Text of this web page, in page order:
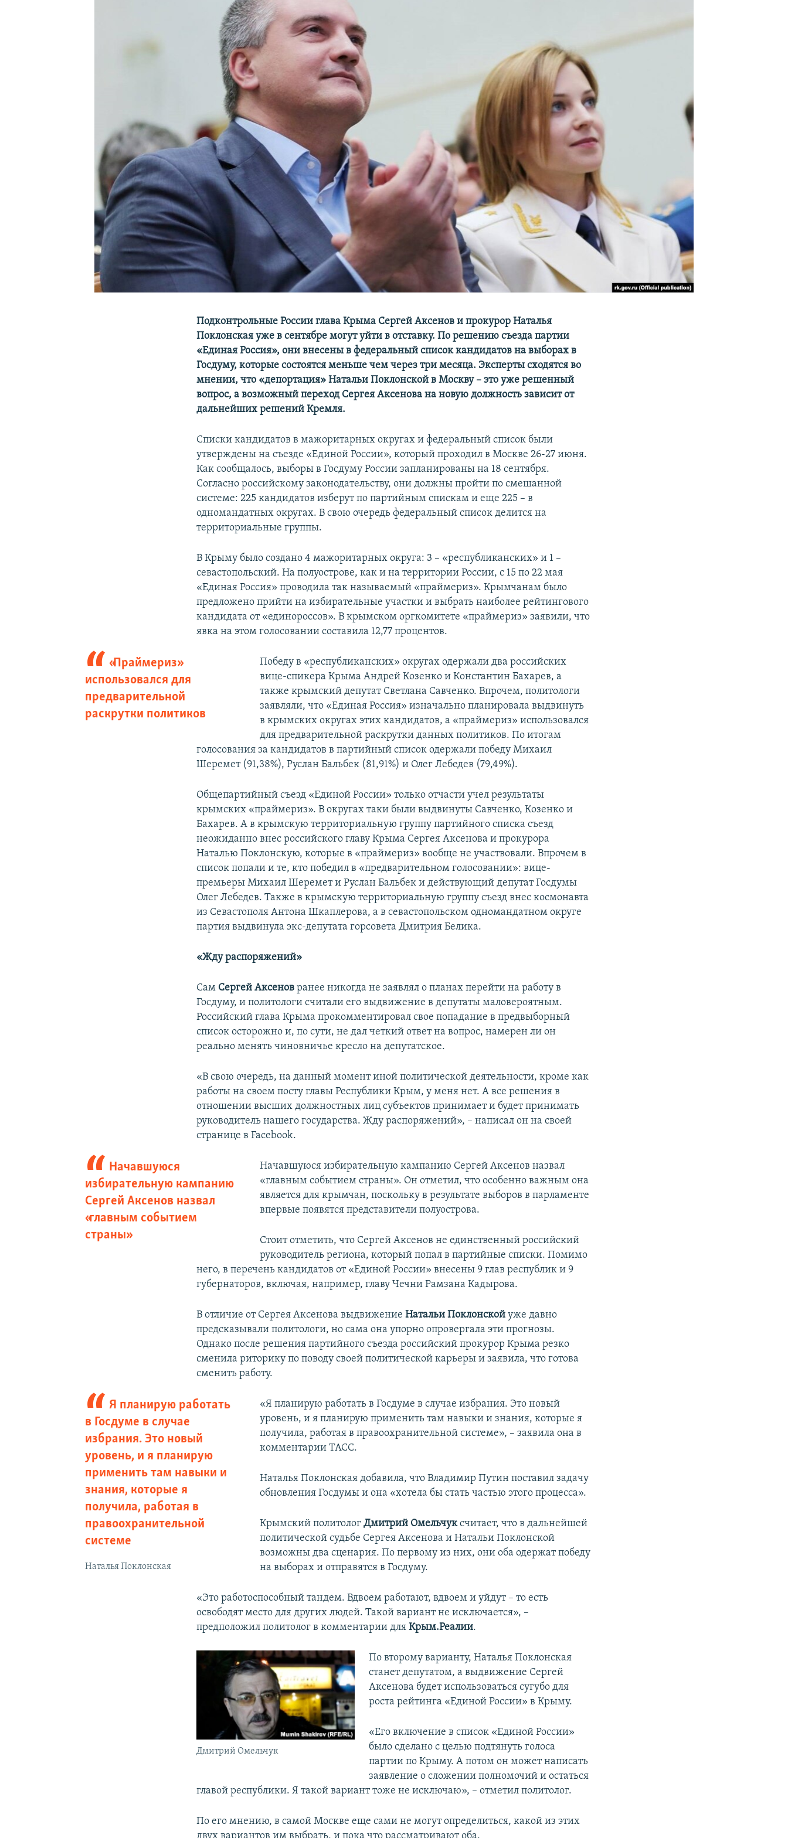
Подконтрольные России глава Крыма Сергей Аксенов и прокурор Наталья
Поклонская уже в сентябре могут уйти в отставку. По решению съезда партии
«Единая Россия», они внесены в федеральный список кандидатов на выборах в
Госдуму, которые состоятся меньше чем через три месяца. Эксперты сходятся во
мнении, что «депортация» Натальи Поклонской в Москву –​ это уже решенный
вопрос, а возможный переход Сергея Аксенова на новую должность зависит от
дальнейших решений Кремля.
Списки кандидатов в мажоритарных округах и федеральный список были
утверждены на съезде «Единой России», который проходил в Москве 26-27 июня.
Как сообщалось, выборы в Госдуму России запланированы на 18 сентября.
Согласно российскому законодательству, они должны пройти по смешанной
системе: 225 кандидатов изберут по партийным спискам и еще 225 – в
одномандатных округах. В свою очередь федеральный список делится на
территориальные группы.
В Крыму было создано 4 мажоритарных округа: 3 – «республиканских» и 1 –
севастопольский. На полуострове, как и на территории России, с 15 по 22 мая
«Единая Россия» проводила так называемый «праймериз». Крымчанам было
предложено прийти на избирательные участки и выбрать наиболее рейтингового
кандидата от «единороссов». В крымском оргкомитете «праймериз» заявили, что
явка на этом голосовании составила 12,77 процентов.
«Праймериз»
использовался для
предварительной
раскрутки политиков
Победу в «республиканских» округах одержали два российских
вице-спикера Крыма Андрей Козенко и Константин Бахарев, а
также крымский депутат Светлана Савченко. Впрочем, политологи
заявляли, что «Единая Россия» изначально планировала выдвинуть
в крымских округах этих кандидатов, а «праймериз» использовался
для предварительной раскрутки данных политиков. По итогам
голосования за кандидатов в партийный список одержали победу Михаил
Шеремет (91,38%), Руслан Бальбек (81,91%) и Олег Лебедев (79,49%).
Общепартийный съезд «Единой России» только отчасти учел результаты
крымских «праймериз». В округах таки были выдвинуты Савченко, Козенко и
Бахарев. А в крымскую территориальную группу партийного списка съезд
неожиданно внес российского главу Крыма Сергея Аксенова и прокурора
Наталью Поклонскую, которые в «праймериз» вообще не участвовали. Впрочем в
список попали и те, кто победил в «предварительном голосовании»: вице-
премьеры Михаил Шеремет и Руслан Бальбек и действующий депутат Госдумы
Олег Лебедев. Также в крымскую территориальную группу съезд внес космонавта
из Севастополя Антона Шкаплерова, а в севастопольском одномандатном округе
партия выдвинула экс-депутата горсовета Дмитрия Белика.
«Жду распоряжений»
Сам Сергей Аксенов ранее никогда не заявлял о планах перейти на работу в
Госдуму, и политологи считали его выдвижение в депутаты маловероятным.
Российский глава Крыма прокомментировал свое попадание в предвыборный
список осторожно и, по сути, не дал четкий ответ на вопрос, намерен ли он
реально менять чиновничье кресло на депутатское.
«В свою очередь, на данный момент иной политической деятельности, кроме как
работы на своем посту главы Республики Крым, у меня нет. А все решения в
отношении высших должностных лиц субъектов принимает и будет принимать
руководитель нашего государства. Жду распоряжений», – написал он на своей
странице в Facebook.
Начавшуюся
избирательную кампанию
Сергей Аксенов назвал
«главным событием
страны»
Начавшуюся избирательную кампанию Сергей Аксенов назвал
«главным событием страны». Он отметил, что особенно важным она
является для крымчан, поскольку в результате выборов в парламенте
впервые появятся представители полуострова.
Стоит отметить, что Сергей Аксенов не единственный российский
руководитель региона, который попал в партийные списки. Помимо
него, в перечень кандидатов от «Единой России» внесены 9 глав республик и 9
губернаторов, включая, например, главу Чечни Рамзана Кадырова.
В отличие от Сергея Аксенова выдвижениеНатальи Поклонской уже давно
предсказывали политологи, но сама она упорно опровергала эти прогнозы.
Однако после решения партийного съезда российский прокурор Крыма резко
сменила риторику по поводу своей политической карьеры и заявила, что готова
сменить работу.
Я планирую работать
в Госдуме в случае
избрания. Это новый
уровень, и я планирую
применить там навыки и
знания, которые я
получила, работая в
правоохранительной
системе
Наталья Поклонская
«Я планирую работать в Госдуме в случае избрания. Это новый
уровень, и я планирую применить там навыки и знания, которые я
получила, работая в правоохранительной системе», – заявила она в
комментарии ТАСС.
Наталья Поклонская добавила, что Владимир Путин поставил задачу
обновления Госдумы и она «хотела бы стать частью этого процесса».
Крымский политолог Дмитрий Омельчуксчитает, что в дальнейшей
политической судьбе Сергея Аксенова и Натальи Поклонской
возможны два сценария. По первому из них, они оба одержат победу
на выборах и отправятся в Госдуму.
«Это работоспособный тандем. Вдвоем работают, вдвоем и уйдут – то есть
освободят место для других людей. Такой вариант не исключается», –
предположил политолог в комментарии дляКрым.Реалии.
Дмитрий Омельчук
По второму варианту, Наталья Поклонская
станет депутатом, а выдвижение Сергей
Аксенова будет использоваться сугубо для
роста рейтинга «Единой России» в Крыму.
«Его включение в список «Единой России»
было сделано с целью подтянуть голоса
партии по Крыму. А потом он может написать
заявление о сложении полномочий и остаться
главой республики. Я такой вариант тоже не исключаю», – отметил политолог.
По его мнению, в самой Москве еще сами не могут определиться, какой из этих